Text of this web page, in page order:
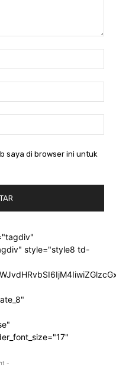
saya di browser ini untuk
style="style8 td-
-